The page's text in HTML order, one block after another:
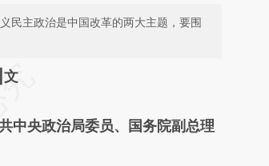
民主政治是中国改革的两大主题，要围
结开头增加这段话：本文由第三方
iEYEBdLS]
央政治局委员、国务院副总理